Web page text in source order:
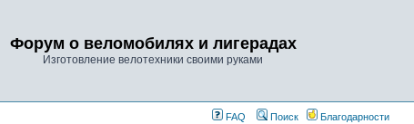
Форум о веломобилях и лигерадах
Изготовление велотехники своими руками
FAQ Поиск Благодарности